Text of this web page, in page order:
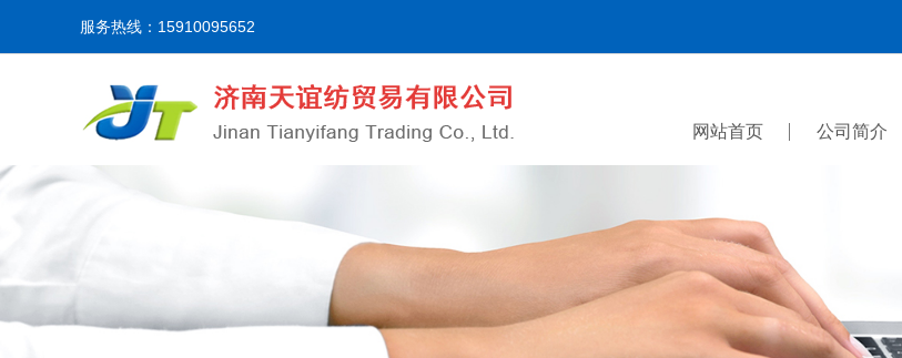
服务热线：15910095652
网站首页 公司简介